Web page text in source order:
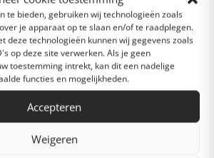
te bieden, gebruiken wij technologieën zoals
je apparaat op te slaan en/of te raadplegen.
deze technologieën kunnen wij gegevens zoals
op deze site verwerken. Als je geen
toestemming intrekt, kan dit een nadelige
functies en mogelijkheden.
Accepteren
Weigeren